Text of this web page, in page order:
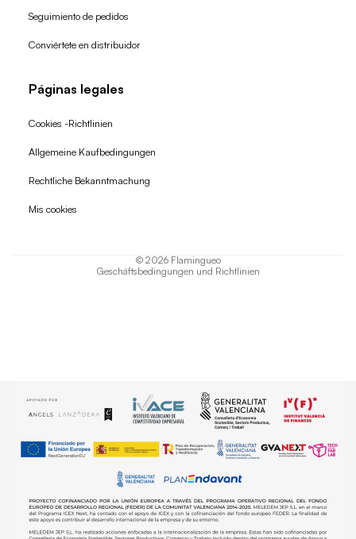
Seguimiento de pedidos
Conviértete en distribuidor
Páginas legales
Cookies -Richtlinien
Allgemeine Kaufbedingungen
Rechtliche Bekanntmachung
Mis cookies
© 2026 Flamingueo
Geschäftsbedingungen und Richtlinien
Widerrufsrecht